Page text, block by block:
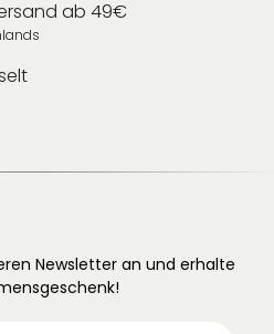
ab 49€
Newsletter an und erhalte